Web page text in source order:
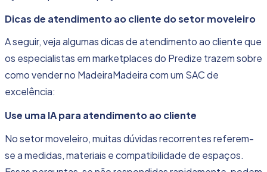
Dicas de atendimento ao cliente do setor moveleiro
A seguir, veja algumasdicas de atendimento ao clienteque
os especialistas em marketplaces do Predize trazem sobre
como vender no MadeiraMadeira com um SAC de
excelência:
Use uma IA para atendimento ao cliente
No setor moveleiro, muitas dúvidas recorrentes referem-
se a medidas, materiais e compatibilidade de espaços.